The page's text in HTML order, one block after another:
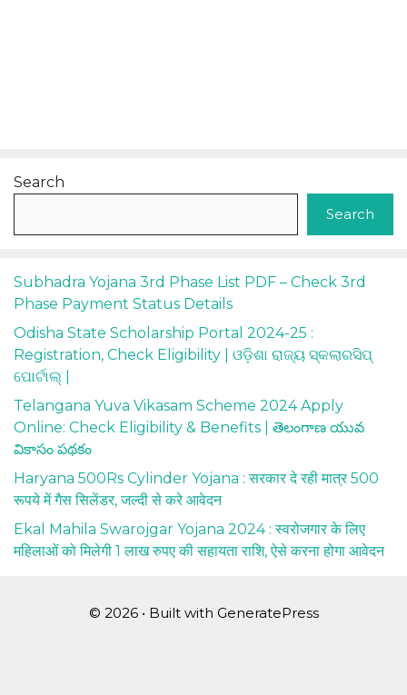
Search
Search
Subhadra Yojana 3rd Phase List PDF – Check 3rd
Phase Payment Status Details
Odisha State Scholarship Portal 2024-25 :
Registration, Check Eligibility | ଓଡ଼ିଶା ରାଜ୍ୟ ସ୍କଲାରସିପ୍
ପୋର୍ଟାଲ୍ |
Telangana Yuva Vikasam Scheme 2024 Apply
Online: Check Eligibility & Benefits | తెలంగాణ యువ
వికాసం పథకం
Haryana 500Rs Cylinder Yojana : सरकार दे रही मात्र 500
रूपये में गैस सिलेंडर, जल्दी से करे आवेदन
Ekal Mahila Swarojgar Yojana 2024 : स्वरोजगार के लिए
महिलाओं को मिलेगी 1 लाख रुपए की सहायता राशि, ऐसे करना होगा आवेदन
© 2026 • Built with GeneratePress